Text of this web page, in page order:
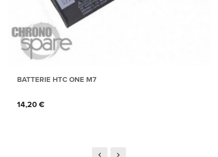
BATTERIE HTC ONE M7
Prix
14,20 €